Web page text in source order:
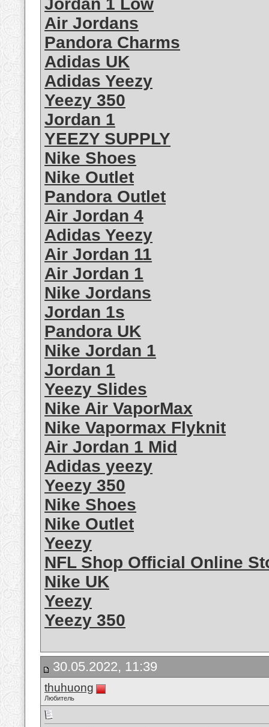
Jordan 1 Low
Air Jordans
Pandora Charms
Adidas UK
Adidas Yeezy
Yeezy 350
Jordan 1
YEEZY SUPPLY
Nike Shoes
Nike Outlet
Pandora Outlet
Air Jordan 4
Adidas Yeezy
Air Jordan 11
Air Jordan 1
Nike Jordans
Jordan 1s
Pandora UK
Nike Jordan 1
Jordan 1
Yeezy Slides
Nike Air VaporMax
Nike Vapormax Flyknit
Air Jordan 1 Mid
Adidas yeezy
Yeezy 350
Nike Shoes
Nike Outlet
Yeezy
NFL Shop Official Online
Nike UK
Yeezy
Yeezy 350
30.05.2022, 11:39
thuhuong
Любитель